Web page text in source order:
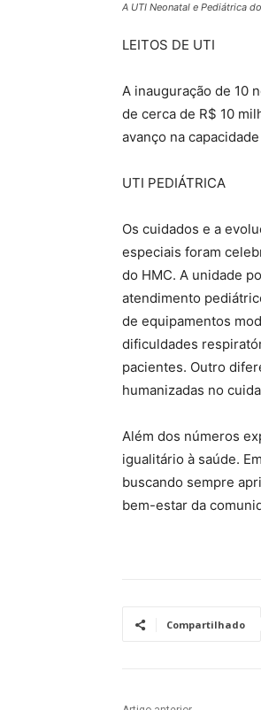
A UTI Neonatal e Pediátrica
LEITOS DE UTI
A inauguração de 10
de cerca de R$ 10
avanço na
UTI PEDIÁTRICA
Os cuidados e a
especiais foram
do HMC. A unidade
atendimento
de equipamentos
dificuldades
pacientes. Outro
humanizadas no
Além dos números
igualitário à saúde.
buscando sempre
bem-estar da
Compartilhado